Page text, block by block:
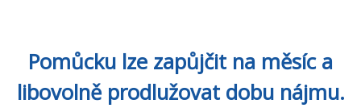
Pomůcku lze zapůjčit na měsíc a
libovolně prodlužovat dobu nájmu.